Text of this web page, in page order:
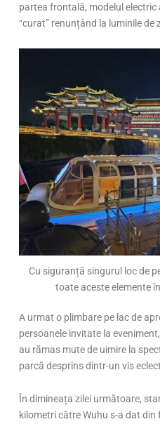
partea frontală, modelul
“curat” renunțând la luminile de
Cu siguranță singurul loc de
toate aceste elemente
A urmat o plimbare pe lac de
persoanele invitate la
au rămas mute de uimire la
parcă desprins dintr-un vis
În dimineața zilei următoare,
kilometri către Wuhu s-a dat